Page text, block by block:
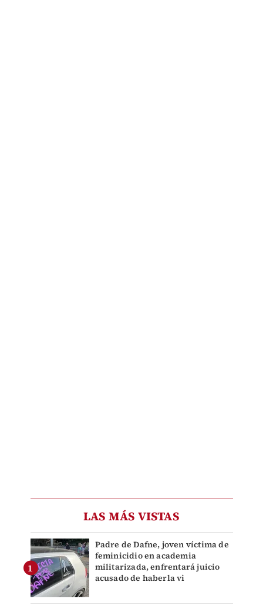
LAS MÁS VISTAS
Padre de Dafne, joven víctima de
feminicidio en academia
militarizada, enfrentará juicio
acusado de haberla vi